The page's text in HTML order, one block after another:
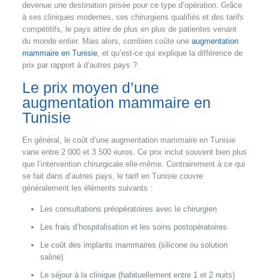
devenue une destination prisée pour ce type d’opération. Grâce
à ses cliniques modernes, ses chirurgiens qualifiés et des tarifs
compétitifs, le pays attire de plus en plus de patientes venant
du monde entier. Mais alors, combien coûte une augmentation
mammaire en Tunisie, et qu’est-ce qui explique la différence de
prix par rapport à d’autres pays ?
Le prix moyen d’une
augmentation mammaire en
Tunisie
En général, le coût d’une augmentation mammaire en Tunisie
varie entre 2 000 et 3 500 euros. Ce prix inclut souvent bien plus
que l’intervention chirurgicale elle-même. Contrairement à ce qui
se fait dans d’autres pays, le tarif en Tunisie couvre
généralement les éléments suivants :
Les consultations préopératoires avec le chirurgien
Les frais d’hospitalisation et les soins postopératoires
Le coût des implants mammaires (silicone ou solution
saline)
Le séjour à la clinique (habituellement entre 1 et 2 nuits)